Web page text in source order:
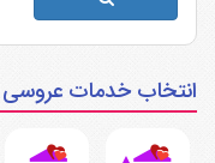
انتخاب خدمات عروسی